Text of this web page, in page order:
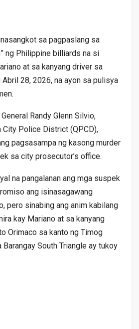
sa pagpaslang sa
ng Philippine billiards na si
at sa kanyang driver sa
28, 2026, na ayon sa pulisya
Randy Glenn Silvio,
City Police District (QPCD),
pagsasampa ng kasong murder
sa city prosecutor’s office.
na pangalanan ang mga suspek
ang isinasagawang
pero sinabing ang anim kabilang
kay Mariano at sa kanyang
Orimaco sa kanto ng Timog
Barangay South Triangle ay tukoy